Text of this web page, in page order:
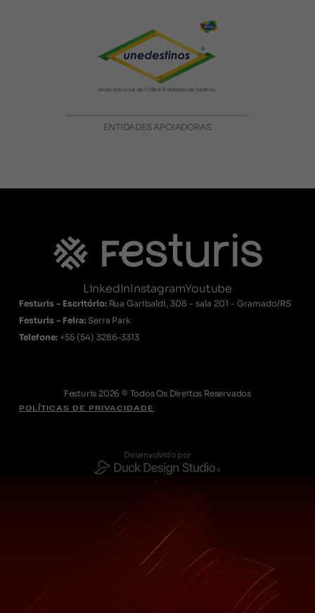
ENTIDADES APOIADORAS
LinkedInInstagramYoutube
Festuris - Escritório: Rua Garibaldi, 308 - sala 201 - Gramado/RS
Festuris - Feira: Serra Park
Telefone: +55 (54) 3286-3313
Festuris 2026 © Todos Os Direitos Reservados
POLÍTICAS DE PRIVACIDADE
Desenvolvido por